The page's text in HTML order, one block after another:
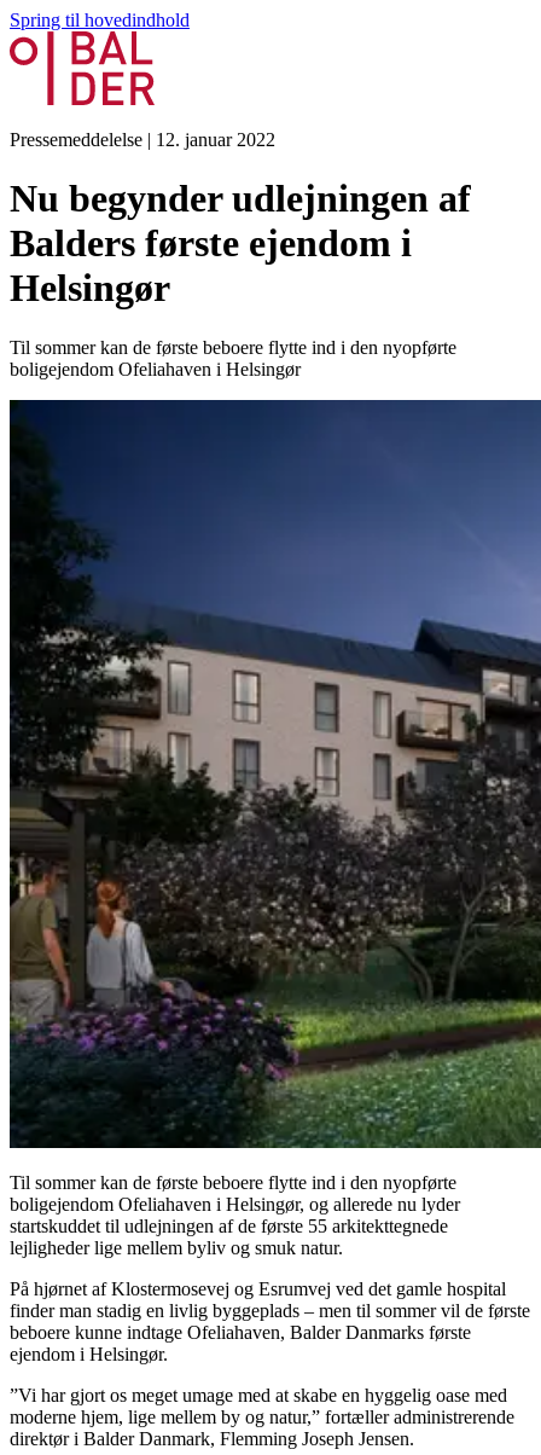
Spring til hovedindhold
Pressemeddelelse | 12. januar 2022
Nu begynder udlejningen af
Balders første ejendom i
Helsingør
Til sommer kan de første beboere flytte ind i den nyopførte
boligejendom Ofeliahaven i Helsingør
Til sommer kan de første beboere flytte ind i den nyopførte
boligejendom Ofeliahaven i Helsingør, og allerede nu lyder
startskuddet til udlejningen af de første 55 arkitekttegnede
lejligheder lige mellem byliv og smuk natur.
På hjørnet af Klostermosevej og Esrumvej ved det gamle hospital
finder man stadig en livlig byggeplads – men til sommer vil de første
beboere kunne indtage Ofeliahaven, Balder Danmarks første
ejendom i Helsingør.
”Vi har gjort os meget umage med at skabe en hyggelig oase med
moderne hjem, lige mellem by og natur,” fortæller administrerende
direktør i Balder Danmark, Flemming Joseph Jensen.